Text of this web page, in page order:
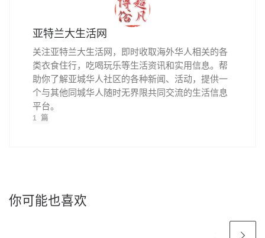
亚特兰大生活网
关注亚特兰大生活网，即时收取海外华人相关的各
类衣食住行，吃喝玩乐等生活资讯和实用信息。帮
助你了解亚城华人社区的各种新闻、活动，提供一
个与其他同城华人随时无界限共同交流的生活信息
平台。
1 篇
你可能也喜欢